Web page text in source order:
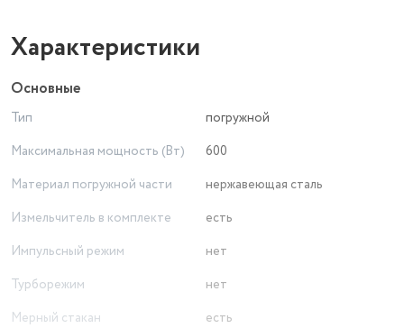
Характеристики
Основные
Тип
погружной
Максимальная мощность (Вт)
600
Материал погружной части
нержавеющая сталь
Измельчитель в комплекте
есть
Импульсный режим
нет
Турборежим
нет
Мерный стакан
есть